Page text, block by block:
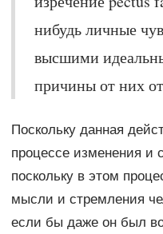
нибудь личные
высшими
причины от них
Поскольку данная
процессе изменения и
поскольку в этом
мысли и стремления
если бы даже он был